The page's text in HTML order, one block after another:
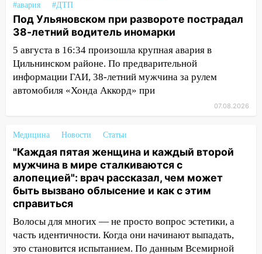
09:35 В Ульяновске директора фирмы
будут судить за неуплату налогов на 48
млн рублей
08:22 Подросток на питбайке сбил
велосипедистку: пострадали двое
07:20 Жара возвращается: ожидается
06:00
Под Ульяновском при развороте
пострадал 38-летний водитель
иномарки
05:00 «Каждая пятая женщина и каждый
второй мужчина в мире сталкиваются с
алопецией»: врач рассказал, чем может
быть вызвано облысение и как с этим
справиться
#авария
#ДТП
Под Ульяновском при развороте пострадал
38-летний водитель иномарки
5 августа в 16:34 произошла крупная авария в
Цильнинском районе. По предварительной
информации ГАИ, 38-летний мужчина за рулем
автомобиля «Хонда Аккорд» при
07.08.2026
Медицина Новости Статьи
"Каждая пятая женщина и каждый второй
мужчина в мире сталкиваются с
алопецией": врач рассказал, чем может
быть вызвано облысение и как с этим
справиться
Волосы для многих — не просто вопрос эстетики, а
часть идентичности. Когда они начинают выпадать,
это становится испытанием. По данным Всемирной